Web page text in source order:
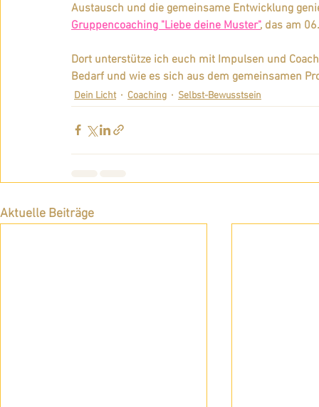
Austausch und die gemeinsame Entwicklung
Gruppencoaching "Liebe deine Muster", das am
Dort unterstütze ich euch mit Impulsen und
Bedarf und wie es sich aus dem gemeinsamen
Dein Licht Coaching Selbst-Bewusstsein
Aktuelle Beiträge